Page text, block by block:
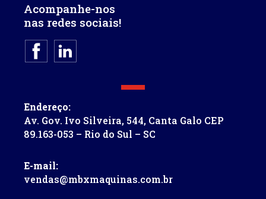
Acompanhe-nos
nas redes sociais!
Endereço:
Av. Gov. Ivo Silveira, 544, Canta Galo CEP
89.163-053 – Rio do Sul – SC
E-mail:
vendas@mbxmaquinas.com.br